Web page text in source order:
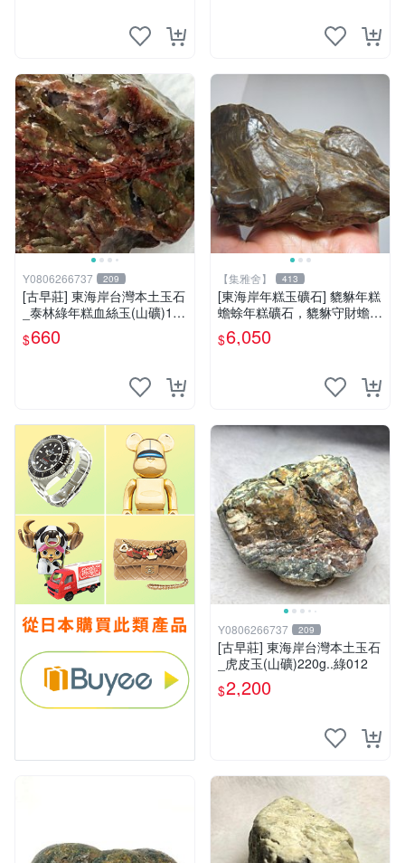
Y0806266737 209
[古早莊] 東海岸台灣本土玉石
_泰林綠年糕血絲玉(山礦)110
g..QQ.溫潤.雕刻上選好料_綠
008
$660
【集雅舍】 413
[東海岸年糕玉礦石] 貔貅年糕
蟾蜍年糕礦石，貔貅守財蟾蜍
富，年糕如玉富贵來，主富貴
如意福壽康寧大吉!重520公克
$6,050
Y0806266737 209
[古早莊] 東海岸台灣本土玉石
_虎皮玉(山礦)220g..綠012
$2,200